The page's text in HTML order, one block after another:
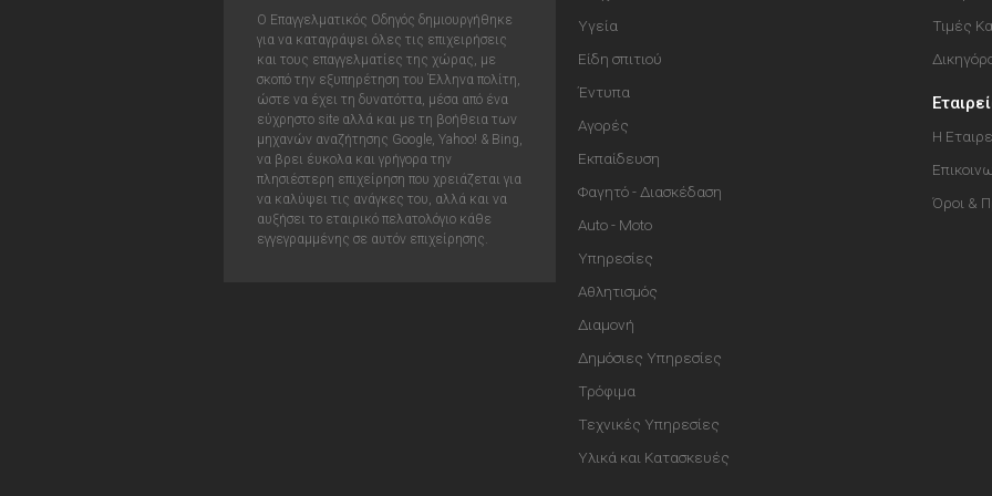
Ο Επαγγελματικός Οδηγός δημιουργήθηκε
για να καταγράψει όλες τις επιχειρήσεις
και τους επαγγελματίες της χώρας, με
σκοπό την εξυπηρέτηση του Έλληνα πολίτη,
ώστε να έχει τη δυνατόττα, μέσα από ένα
εύχρηστο site αλλά και με τη βοήθεια των
μηχανών αναζήτησης Google, Yahoo! & Bing,
να βρει έυκολα και γρήγορα την
πλησιέστερη επιχείρηση που χρειάζεται για
να καλύψει τις ανάγκες του, αλλά και να
αυξήσει το εταιρικό πελατολόγιο κάθε
εγγεγραμμένης σε αυτόν επιχείρησης.
Υγεία
Είδη σπιτιού
Έντυπα
Αγορές
Εκπαίδευση
Φαγητό - Διασκέδαση
Auto - Moto
Υπηρεσίες
Αθλητισμός
Διαμονή
Δημόσιες Υπηρεσίες
Τρόφιμα
Τεχνικές Υπηρεσίες
Υλικά και Κατασκευές
Τιμές
Η
Όροι &